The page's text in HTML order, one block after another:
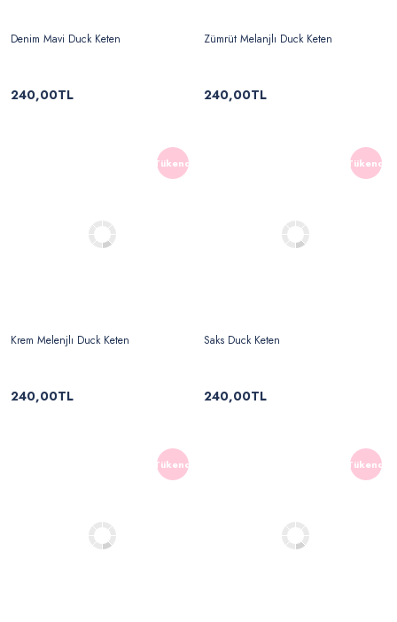
Denim Mavi Duck Keten
240,00TL
Zümrüt Melanjlı Duck Keten
240,00TL
Tükendi
Krem Melenjlı Duck Keten
240,00TL
Tükendi
Saks Duck Keten
240,00TL
Tükendi Tükendi